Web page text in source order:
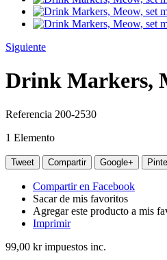
Siguiente
Drink Markers,
Referencia 200-2530
1 Elemento
Tweet Compartir Google+
Compartir en Facebook
Sacar de mis favoritos
Agregar este producto a mis
Imprimir
99,00 krimpuestos inc.